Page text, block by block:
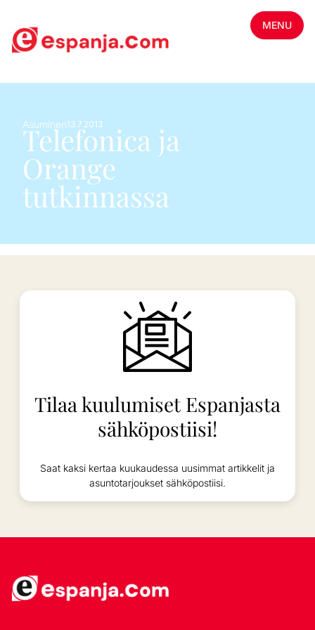
MENU
Asuminen13.7.2013
Telefonica ja
Orange
tutkinnassa
Tilaa kuulumiset Espanjasta
sähköpostiisi!
Saat kaksi kertaa kuukaudessa uusimmat artikkelit ja
asuntotarjoukset sähköpostiisi.